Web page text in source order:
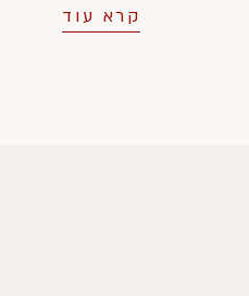
ל- 14 הקטר.
קרא עוד